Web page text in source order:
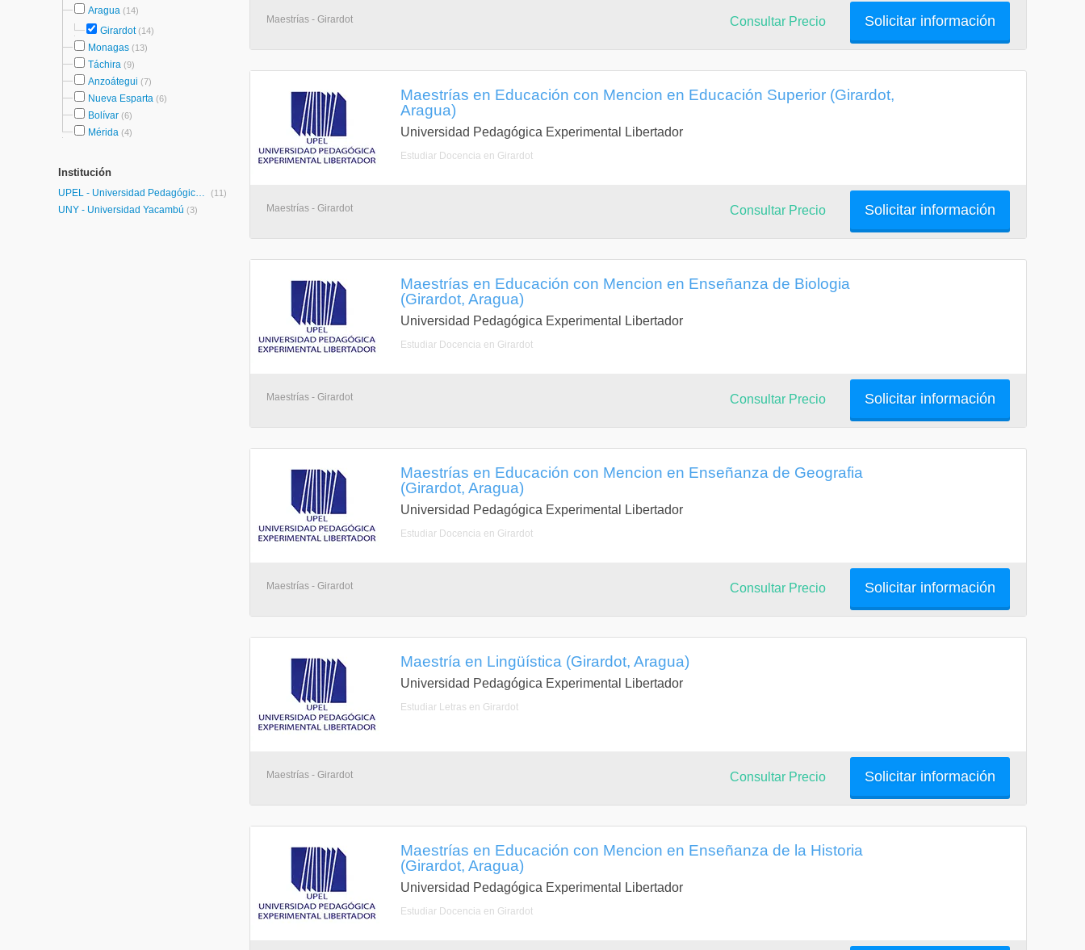
Aragua (14)
Girardot(14)
Monagas (13)
Táchira (9)
Anzoátegui (7)
Nueva Esparta (6)
Bolívar (6)
Mérida (4)
Institución
UPEL - Universidad Pedagógica Experimental Libertador (11)
UNY - Universidad Yacambú (3)
Maestrías - Girardot Solicitar información
Consultar Precio
Maestrías en Educación con Mencion en Educación Superior (Girardot,
Aragua)
Universidad Pedagógica Experimental Libertador
Estudiar Docencia en Girardot
Maestrías - Girardot Solicitar información
Consultar Precio
Maestrías en Educación con Mencion en Enseñanza de Biologia
(Girardot, Aragua)
Universidad Pedagógica Experimental Libertador
Estudiar Docencia en Girardot
Maestrías - Girardot Solicitar información
Consultar Precio
Maestrías en Educación con Mencion en Enseñanza de Geografia
(Girardot, Aragua)
Universidad Pedagógica Experimental Libertador
Estudiar Docencia en Girardot
Maestrías - Girardot Solicitar información
Consultar Precio
Maestría en Lingüística (Girardot, Aragua)
Universidad Pedagógica Experimental Libertador
Estudiar Letras en Girardot
Maestrías - Girardot Solicitar información
Consultar Precio
Maestrías en Educación con Mencion en Enseñanza de la Historia
(Girardot, Aragua)
Universidad Pedagógica Experimental Libertador
Estudiar Docencia en Girardot